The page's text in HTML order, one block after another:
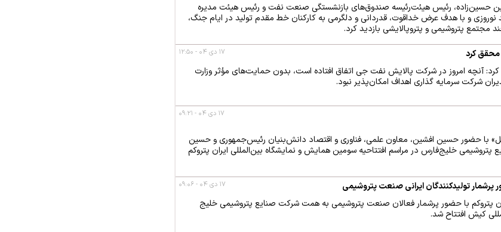
حسین‌زاده، رئیس هیئت‌رئیسه صندوق‌های بازنشستگی صنعت نفت و رئیس هیئت مدیره
نوروزی و با هدف عرض خداقوت، قدردانی و دلگرمی به کارکنان خط مقدم تولید در ایام جنگ،
مجتمع پتروشیمی و پتروپالایشی بازدید کرد.
آنچه امروز در شرکت پالایش نفت جی اتفاق افتاده است، بدون حمایت‌های مؤثر وزارت
شرکت سرمایه گذاری اهداف امکان‌پذیر نبود.
۱۷ دی ۰۴ - ۱۲:۵۰
با حضور حسین افشین، معاون علمی، فناوری و اقتصاد دانش‌بنیان رئیس‌جمهوری و حسین
خلیج‌فارس در مراسم افتتاحیه سومین همایش و نمایشگاه بین‌المللی ایران پتروکم
۱۷ دی ۰۴ - ۰۹:۲۱
پتروکم با حضور پرشمار فعالان صنعت پتروشیمی به همت شرکت صنایع پتروشیمی خلیج
کیش افتتاح شد.
۱۷ دی ۰۴ - ۰۹:۰۶